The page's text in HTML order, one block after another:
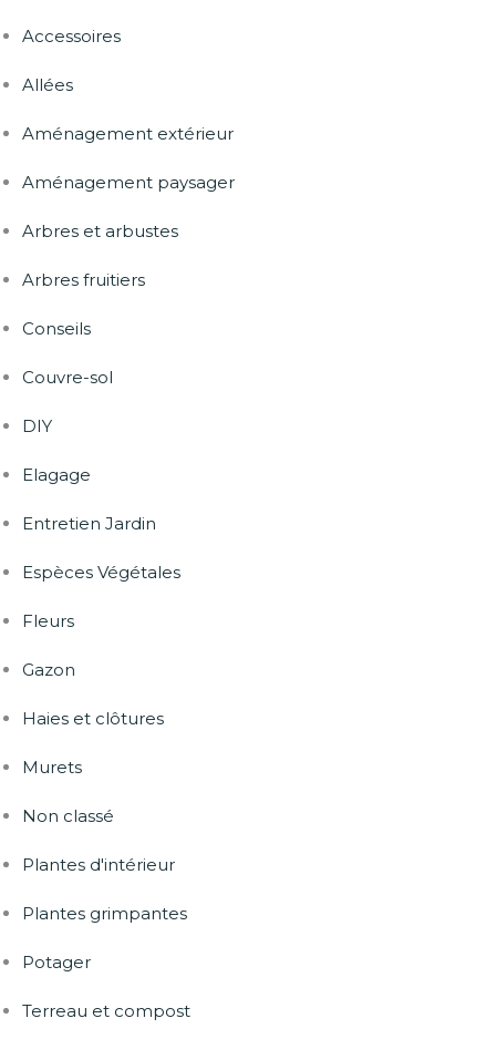
Accessoires
Allées
Aménagement extérieur
Aménagement paysager
Arbres et arbustes
Arbres fruitiers
Conseils
Couvre-sol
DIY
Elagage
Entretien Jardin
Espèces Végétales
Fleurs
Gazon
Haies et clôtures
Murets
Non classé
Plantes d'intérieur
Plantes grimpantes
Potager
Terreau et compost